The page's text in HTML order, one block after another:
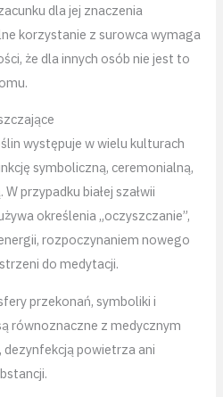
dla jej znaczenia
korzystanie z surowca wymaga
że dla innych osób nie jest to
występuje w wielu kulturach
symboliczną, ceremonialną,
przypadku białej szałwii
określenia „oczyszczanie”,
rozpoczynaniem nowego
do medytacji.
przekonań, symboliki i
równoznaczne z medycznym
powietrza ani